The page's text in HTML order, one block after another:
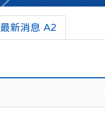
最新消息 A2